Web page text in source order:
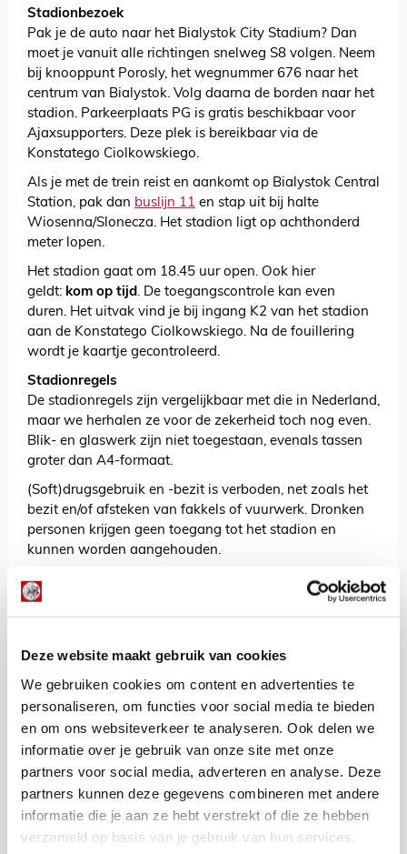
Deze website maakt gebruik van cookies
We gebruiken cookies om content en advertenties te
personaliseren, om functies voor social media te bieden
en om ons websiteverkeer te analyseren. Ook delen we
informatie over je gebruik van onze site met onze
partners voor social media, adverteren en analyse. Deze
partners kunnen deze gegevens combineren met andere
informatie die je aan ze hebt verstrekt of die ze hebben
verzameld op basis van je gebruik van hun services.
Stadionbezoek
Pak je de auto naar het Bialystok City Stadium? Dan
moet je vanuit alle richtingen snelweg S8 volgen. Neem
bij knooppunt Porosly, het wegnummer 676 naar het
centrum van Bialystok. Volg daarna de borden naar het
stadion. Parkeerplaats PG is gratis beschikbaar voor
Ajaxsupporters. Deze plek is bereikbaar via de
Konstatego Ciolkowskiego.
Als je met de trein reist en aankomt op Bialystok Central
Station, pak dan buslijn 11 en stap uit bij halte
Wiosenna/Slonecza. Het stadion ligt op achthonderd
meter lopen.
Het stadion gaat om 18.45 uur open. Ook hier
geldt: kom op tijd. De toegangscontrole kan even
duren. Het uitvak vind je bij ingang K2 van het stadion
aan de Konstatego Ciolkowskiego. Na de fouillering
wordt je kaartje gecontroleerd.
Stadionregels
De stadionregels zijn vergelijkbaar met die in Nederland,
maar we herhalen ze voor de zekerheid toch nog even.
Blik- en glaswerk zijn niet toegestaan, evenals tassen
groter dan A4-formaat.
(Soft)drugsgebruik en -bezit is verboden, net zoals het
bezit en/of afsteken van fakkels of vuurwerk. Dronken
personen krijgen geen toegang tot het stadion en
kunnen worden aangehouden.
Flexibele vlaggen- en bandieristokjes zijn toegestaan
tot een lengte van twee meter en een maximum van
twintig stuks. Een fotocamera is toegestaan tot een
met maximaal één lens. Videocamera’s zijn niet
toegestaan.
Na afloop van de wedstrijd worden Ajaxsupporters
enige tijd opgehouden in het uitvak, voordat het stadion
mag worden verlaten.
Verder adviseren we je@AjaxFancare en de
pushberichten in de Ajax-app in de gaten te houden.
Laten we er met z’n allen een mooie trip van maken.
Goede reis en tot in Polen!